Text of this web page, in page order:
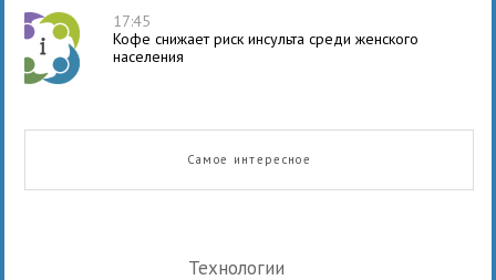
17:45
Кофе снижает риск инсульта среди женского
населения
Самое интересное
Технологии